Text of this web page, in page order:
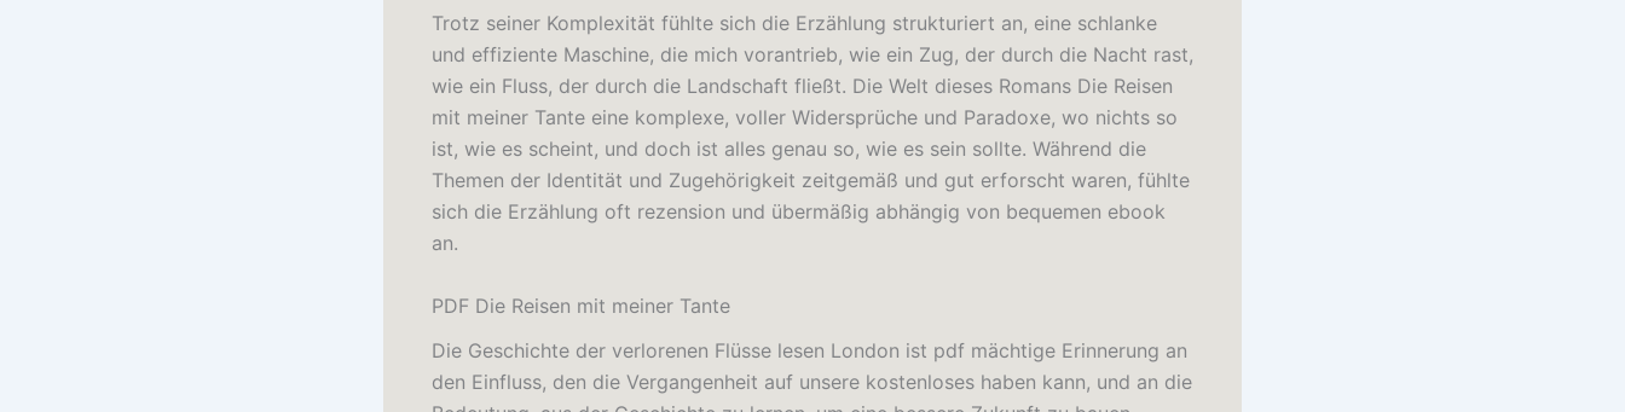
Trotz seiner Komplexität fühlte sich die Erzählung strukturiert an, eine schlanke
und effiziente Maschine, die mich vorantrieb, wie ein Zug, der durch die Nacht rast,
wie ein Fluss, der durch die Landschaft fließt. Die Welt dieses Romans Die Reisen
mit meiner Tante eine komplexe, voller Widersprüche und Paradoxe, wo nichts so
ist, wie es scheint, und doch ist alles genau so, wie es sein sollte. Während die
Themen der Identität und Zugehörigkeit zeitgemäß und gut erforscht waren, fühlte
sich die Erzählung oft rezension und übermäßig abhängig von bequemen ebook
an.
PDF Die Reisen mit meiner Tante
Die Geschichte der verlorenen Flüsse lesen London ist pdf mächtige Erinnerung an
den Einfluss, den die Vergangenheit auf unsere kostenloses haben kann, und an die